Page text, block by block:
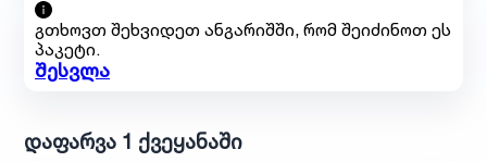
გთხოვთ შეხვიდეთ ანგარიშში, რომ შეიძინოთ ეს
პაკეტი.
შესვლა
დაფარვა 1 ქვეყანაში